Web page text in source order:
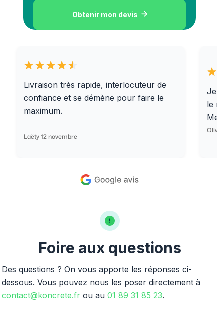
Obtenir mon devis 
Livraison très rapide, interlocuteur de
confiance et se démène pour faire le
maximum.
Laëty 12 novembre
Je
le
Foire aux questions
Des questions ? On vous apporte les réponses ci-
dessous. Vous pouvez nous les poser directement à
contact@koncrete.fr ou au 01 89 31 85 23.